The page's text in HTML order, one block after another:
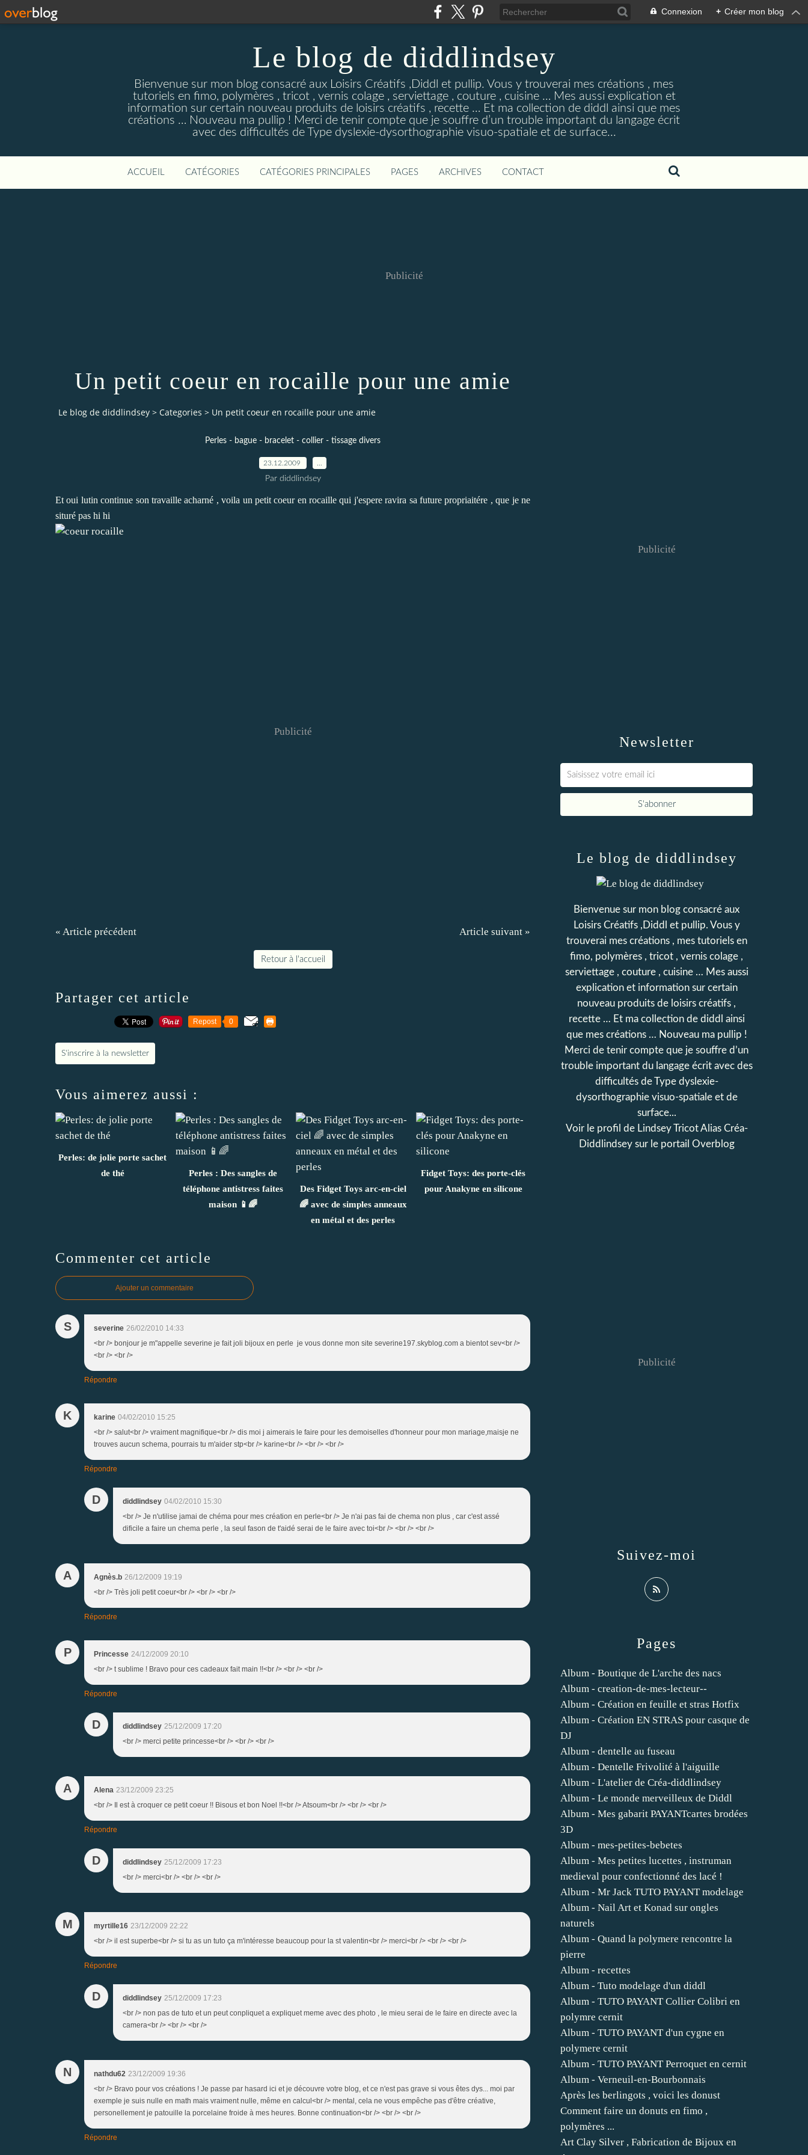
Connexion + Créer mon blog
Le blog de diddlindsey
Bienvenue sur mon blog consacré aux Loisirs Créatifs ,Diddl et pullip. Vous y trouverai mes créations , mes
tutoriels en fimo, polymères , tricot , vernis colage , serviettage , couture , cuisine … Mes aussi explication et
information sur certain nouveau produits de loisirs créatifs , recette … Et ma collection de diddl ainsi que mes
créations … Nouveau ma pullip ! Merci de tenir compte que je souffre d’un trouble important du langage écrit
avec des difficultés de Type dyslexie-dysorthographie visuo-spatiale et de surface...
ACCUEIL CATÉGORIES CATÉGORIES PRINCIPALES PAGES ARCHIVES CONTACT
Publicité
Un petit coeur en rocaille pour une amie
Le blog de diddlindsey > Categories > Un petit coeur en rocaille pour une amie
Perles - bague - bracelet - collier - tissage divers
23.12.2009
Par diddlindsey
Et oui lutin continue son travaille acharné , voila un petit coeur en rocaille qui j'espere ravira sa future propriaitére , que je ne
situré pas hi hi
Publicité
« Article précédent Article suivant »
Retour à l'accueil
Partager cet article
Repost 0
S'inscrire à la newsletter
Vous aimerez aussi :
Perles: de jolie porte sachet
de thé
Perles : Des sangles de
téléphone antistress faites
maison 📱🌈
Des Fidget Toys arc-en-ciel
🌈 avec de simples anneaux
en métal et des perles
Fidget Toys: des porte-clés
pour Anakyne en silicone
Commenter cet article
Ajouter un commentaire
S severine 26/02/2010 14:33
<br /> bonjour je m"appelle severine je fait joli bijoux en perle je vous donne mon site severine197.skyblog.com a bientot sev<br />
<br /> <br />
Répondre
K karine 04/02/2010 15:25
<br /> salut<br /> vraiment magnifique<br /> dis moi j aimerais le faire pour les demoiselles d'honneur pour mon mariage,maisje ne
trouves aucun schema, pourrais tu m'aider stp<br /> karine<br /> <br /> <br />
Répondre
D diddlindsey 04/02/2010 15:30
<br /> Je n'utilise jamai de chéma pour mes création en perle<br /> Je n'ai pas fai de chema non plus , car c'est assé
dificile a faire un chema perle , la seul fason de t'aidé serai de le faire avec toi<br /> <br /> <br />
A Agnès.b 26/12/2009 19:19
<br /> Très joli petit coeur<br /> <br /> <br />
Répondre
P Princesse 24/12/2009 20:10
<br /> t sublime ! Bravo pour ces cadeaux fait main !!<br /> <br /> <br />
Répondre
D diddlindsey 25/12/2009 17:20
<br /> merci petite princesse<br /> <br /> <br />
A Alena 23/12/2009 23:25
<br /> Il est à croquer ce petit coeur !! Bisous et bon Noel !!<br /> Atsoum<br /> <br /> <br />
Répondre
D diddlindsey 25/12/2009 17:23
<br /> merci<br /> <br /> <br />
M myrtille16 23/12/2009 22:22
<br /> il est superbe<br /> si tu as un tuto ça m'intéresse beaucoup pour la st valentin<br /> merci<br /> <br /> <br />
Répondre
D diddlindsey 25/12/2009 17:23
<br /> non pas de tuto et un peut conpliquet a expliquet meme avec des photo , le mieu serai de le faire en directe avec la
camera<br /> <br /> <br />
N nathdu62 23/12/2009 19:36
<br /> Bravo pour vos créations ! Je passe par hasard ici et je découvre votre blog, et ce n'est pas grave si vous êtes dys... moi par
exemple je suis nulle en math mais vraiment nulle, même en calcul<br /> mental, cela ne vous empêche pas d'être créative,
personellement je patouille la porcelaine froide à mes heures. Bonne continuation<br /> <br /> <br />
Répondre
Newsletter
Publicité
Pages
Album - Boutique de L'arche des nacs
Album - creation-de-mes-lecteur--
Album - Création en feuille et stras Hotfix
Album - Création EN STRAS pour casque de
DJ
Album - dentelle au fuseau
Album - Dentelle Frivolité à l'aiguille
Album - L'atelier de Créa-diddlindsey
Album - Le monde merveilleux de Diddl
Album - Mes gabarit PAYANTcartes brodées
3D
Album - mes-petites-bebetes
Album - Mes petites lucettes , instruman
medieval pour confectionné des lacé !
Album - Mr Jack TUTO PAYANT modelage
Album - Nail Art et Konad sur ongles
naturels
Album - Quand la polymere rencontre la
pierre
Album - recettes
Album - Tuto modelage d'un diddl
Album - TUTO PAYANT Collier Colibri en
polymre cernit
Album - TUTO PAYANT d'un cygne en
polymere cernit
Album - TUTO PAYANT Perroquet en cernit
Album - Verneuil-en-Bourbonnais
Après les berlingots , voici les donust
Comment faire un donuts en fimo ,
polymères ...
Art Clay Silver , Fabrication de Bijoux en
Le blog de diddlindsey
Bienvenue sur mon blog consacré aux
Loisirs Créatifs ,Diddl et pullip. Vous y
trouverai mes créations , mes tutoriels en
fimo, polymères , tricot , vernis colage ,
serviettage , couture , cuisine … Mes aussi
explication et information sur certain
nouveau produits de loisirs créatifs ,
recette … Et ma collection de diddl ainsi
que mes créations … Nouveau ma pullip !
Merci de tenir compte que je souffre d’un
trouble important du langage écrit avec des
difficultés de Type dyslexie-
dysorthographie visuo-spatiale et de
surface...
Voir le profil de Lindsey Tricot Alias Créa-
Diddlindsey sur le portail Overblog
Suivez-moi
Publicité